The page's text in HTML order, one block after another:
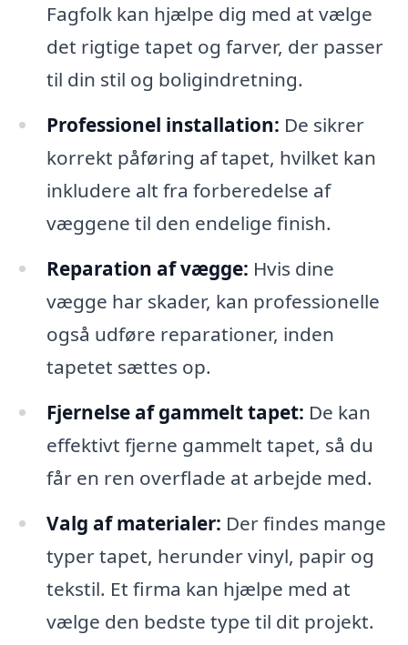
Fagfolk kan hjælpe dig med at vælge
det rigtige tapet og farver, der passer
til din stil og boligindretning.
Professionel installation: De sikrer
korrekt påføring af tapet, hvilket kan
inkludere alt fra forberedelse af
væggene til den endelige finish.
Reparation af vægge: Hvis dine
vægge har skader, kan professionelle
også udføre reparationer, inden
tapetet sættes op.
Fjernelse af gammelt tapet: De kan
effektivt fjerne gammelt tapet, så du
får en ren overflade at arbejde med.
Valg af materialer: Der findes mange
typer tapet, herunder vinyl, papir og
tekstil. Et firma kan hjælpe med at
vælge den bedste type til dit projekt.